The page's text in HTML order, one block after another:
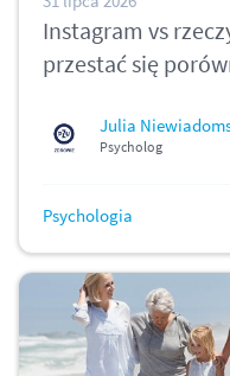
Instagram vs
przestać się
Julia
Psycholog
Psychologia